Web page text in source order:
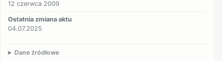
12 czerwca 2009
Ostatnia zmiana aktu
04.07.2025
Dane źródłowe